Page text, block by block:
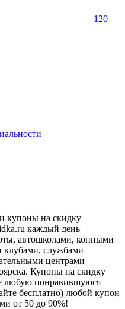
120
купоны на скидку
каждый день
автошколами, конными
клубами, службами
центрами
Купоны на скидку
любую понравившуюся
бесплатно) любой купон
от 50 до 90%!